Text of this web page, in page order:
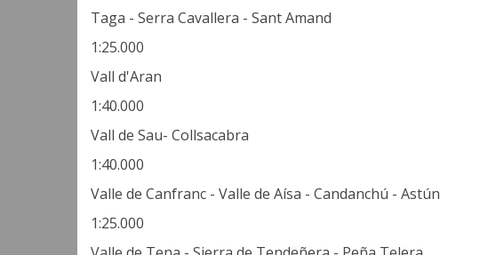
Taga - Serra Cavallera - Sant Amand
1:25.000
Vall d'Aran
1:40.000
Vall de Sau- Collsacabra
1:40.000
Valle de Canfranc - Valle de Aísa - Candanchú - Astún
1:25.000